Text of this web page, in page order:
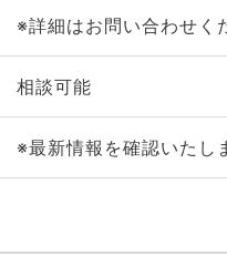
※詳細はお問い合わせく
相談可能
※最新情報を確認いたし